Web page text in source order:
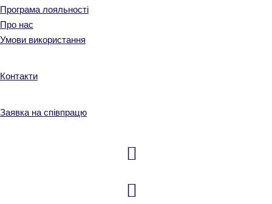
Програма лояльності
Про нас
Умови використання
Контакти
Заявка на співпрацю